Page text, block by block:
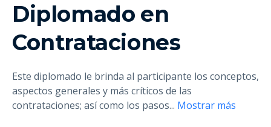
Diplomado en
Contrataciones
Este diplomado le brinda al participante los conceptos,
aspectos generales y más críticos de las
contrataciones; así como los pasos... Mostrar más